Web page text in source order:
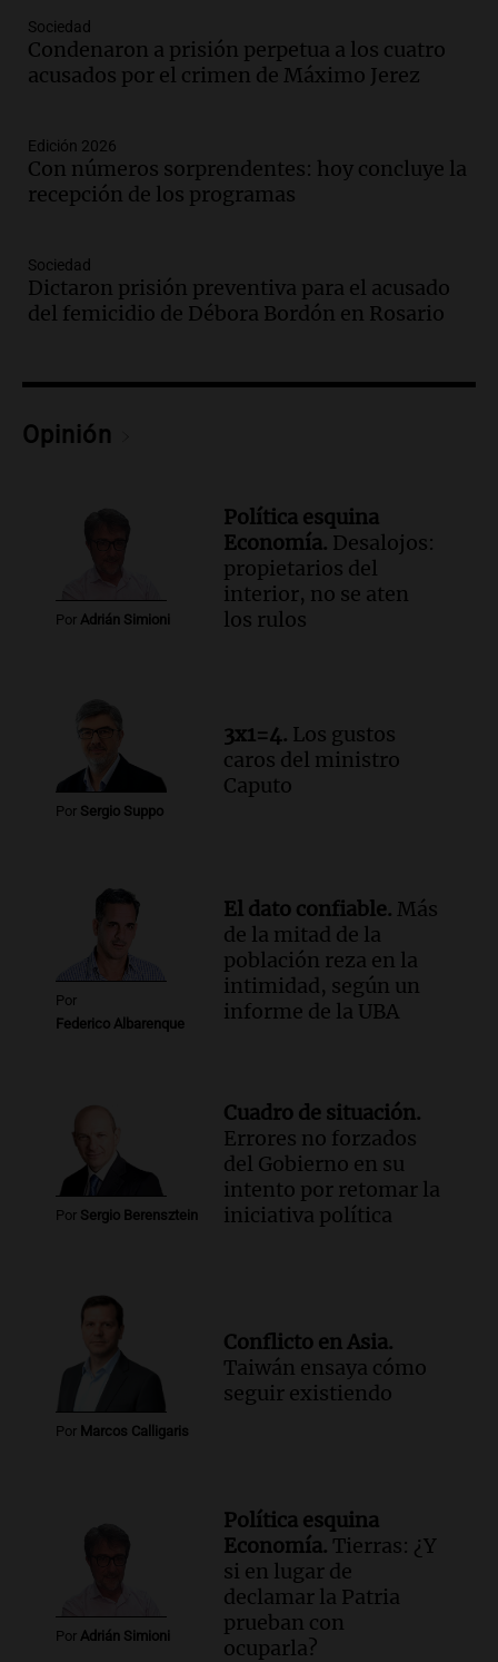
Juntos
Episodios
Audio.La Expo La Bulaye 2026
Noticias
Episodios
Audio.
Córdoba: destituyeron a la
del Lago y se atrincheró
Juntos
Episodios
Noticias
Episodios
reza en la intimidad, según un informe
de la UBA
El dato confiable
Audio.Cientos de fieles celebran a San
Episodios
"Tiene que haber una
reglamentación": el reclamo del Kennel
Club por los criaderos de perros
Noticias Rosario
perjudicar la economía estadounidense
y defiende sus aranceles
Panorama Federal
Episodios
Sociedad
Condenaron a prisión perpetua a los cuatro
acusados por el crimen de Máximo Jerez
Edición 2026
Con números sorprendentes: hoy concluye la
recepción de los programas
Sociedad
Dictaron prisión preventiva para el acusado
del femicidio de Débora Bordón en Rosario
Opinión
Por Adrián Simioni
Política esquina
Economía. Desalojos:
propietarios del
interior, no se aten
los rulos
Por Sergio Suppo
3x1=4. Los gustos
caros del ministro
Caputo
Por
Federico Albarenque
El dato confiable. Más
de la mitad de la
población reza en la
intimidad, según un
informe de la UBA
Por Sergio Berensztein
Cuadro de situación.
Errores no forzados
del Gobierno en su
intento por retomar la
iniciativa política
Por Marcos Calligaris
Conflicto en Asia.
Taiwán ensaya cómo
seguir existiendo
Por Adrián Simioni
Política esquina
Economía. Tierras: ¿Y
si en lugar de
declamar la Patria
prueban con
ocuparla?